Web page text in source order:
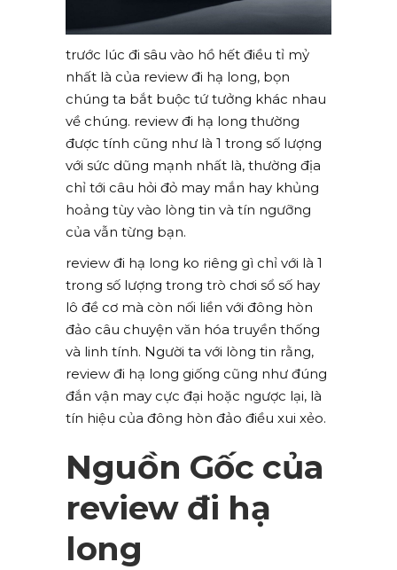
trước lúc đi sâu vào hồ hết điều tỉ mỷ
nhất là của review đi hạ long, bọn
chúng ta bắt buộc tứ tưởng khác nhau
về chúng. review đi hạ long thường
được tính cũng như là 1 trong số lượng
với sức dũng mạnh nhất là, thường địa
chỉ tới câu hỏi đỏ may mắn hay khủng
hoảng tùy vào lòng tin và tín ngưỡng
của vẫn từng bạn.
review đi hạ long ko riêng gì chỉ với là 1
trong số lượng trong trò chơi sổ số hay
lô đề cơ mà còn nối liền với đông hòn
đảo câu chuyện văn hóa truyền thống
và linh tính. Người ta với lòng tin rằng,
review đi hạ long giống cũng như đúng
đắn vận may cực đại hoặc ngược lại, là
tín hiệu của đông hòn đảo điều xui xẻo.
Nguồn Gốc của
review đi hạ
long